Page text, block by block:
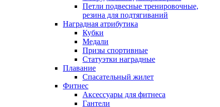
Петли подвесные тренировочные,
резина для подтягиваний
Наградная атрибутика
Кубки
Медали
Призы спортивные
Статуэтки наградные
Плавание
Спасательный жилет
Фитнес
Аксессуары для фитнеса
Гантели